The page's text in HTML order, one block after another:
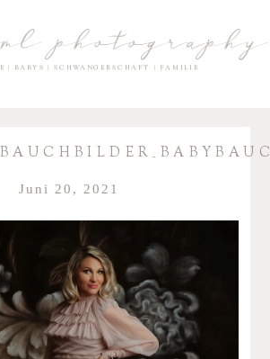
| BABYS | SCHWANGERSCHAFT | FAMILIE
photography
Juni 20, 2021